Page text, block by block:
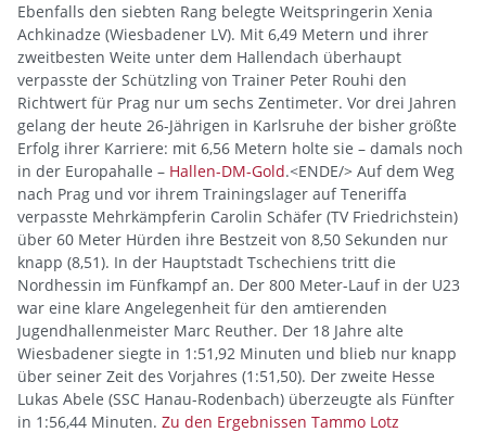
Ebenfalls den siebten Rang belegte Weitspringerin Xenia
Achkinadze (Wiesbadener LV). Mit 6,49 Metern und ihrer
zweitbesten Weite unter dem Hallendach überhaupt
verpasste der Schützling von Trainer Peter Rouhi den
Richtwert für Prag nur um sechs Zentimeter. Vor drei Jahren
gelang der heute 26-Jährigen in Karlsruhe der bisher größte
Erfolg ihrer Karriere: mit 6,56 Metern holte sie – damals noch
in der Europahalle – Hallen-DM-Gold.<ENDE/> Auf dem Weg
nach Prag und vor ihrem Trainingslager auf Teneriffa
verpasste Mehrkämpferin Carolin Schäfer (TV Friedrichstein)
über 60 Meter Hürden ihre Bestzeit von 8,50 Sekunden nur
knapp (8,51). In der Hauptstadt Tschechiens tritt die
Nordhessin im Fünfkampf an. Der 800 Meter-Lauf in der U23
war eine klare Angelegenheit für den amtierenden
Jugendhallenmeister Marc Reuther. Der 18 Jahre alte
Wiesbadener siegte in 1:51,92 Minuten und blieb nur knapp
über seiner Zeit des Vorjahres (1:51,50). Der zweite Hesse
Lukas Abele (SSC Hanau-Rodenbach) überzeugte als Fünfter
in 1:56,44 Minuten. Zu den Ergebnissen Tammo Lotz